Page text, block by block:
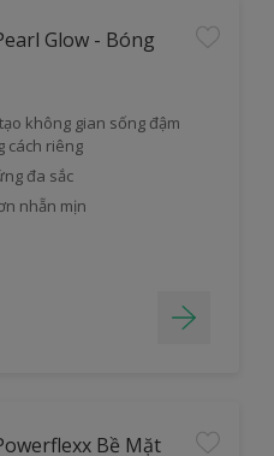
Glow - Bóng
không gian sống đậm
cách riêng
đa sắc
nhẵn mịn
Bề Mặt